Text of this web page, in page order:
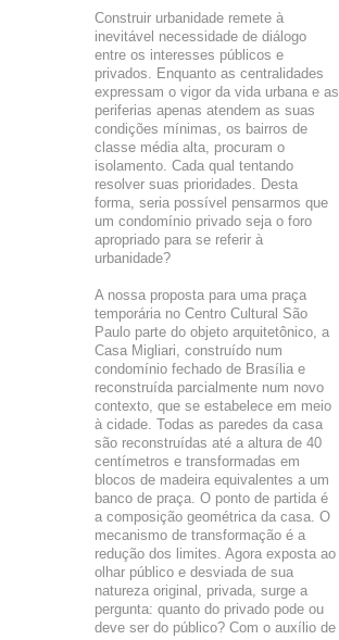
Construir urbanidade remete à
inevitável necessidade de diálogo
entre os interesses públicos e
privados. Enquanto as centralidades
expressam o vigor da vida urbana e as
periferias apenas atendem as suas
condições mínimas, os bairros de
classe média alta, procuram o
isolamento. Cada qual tentando
resolver suas prioridades. Desta
forma, seria possível pensarmos que
um condomínio privado seja o foro
apropriado para se referir à
urbanidade?
A nossa proposta para uma praça
temporária no Centro Cultural São
Paulo parte do objeto arquitetônico, a
Casa Migliari, construído num
condomínio fechado de Brasília e
reconstruída parcialmente num novo
contexto, que se estabelece em meio
à cidade. Todas as paredes da casa
são reconstruídas até a altura de 40
centímetros e transformadas em
blocos de madeira equivalentes a um
banco de praça. O ponto de partida é
a composição geométrica da casa. O
mecanismo de transformação é a
redução dos limites. Agora exposta ao
olhar público e desviada de sua
natureza original, privada, surge a
pergunta: quanto do privado pode ou
deve ser do público? Com o auxílio de